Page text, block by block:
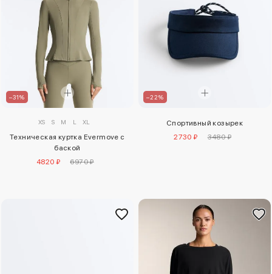
–31%
XS S M L XL
Техническая куртка Evermove с
баской
4820 ₽
6970 ₽
–22%
Спортивный козырек
2730 ₽
3480 ₽